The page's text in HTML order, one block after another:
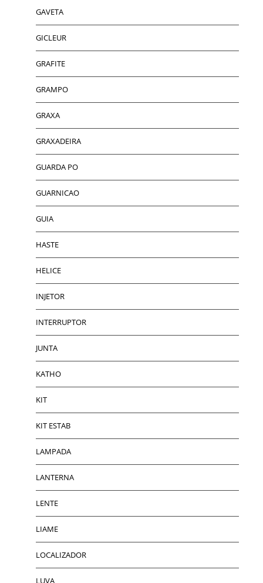
GAVETA
GICLEUR
GRAFITE
GRAMPO
GRAXA
GRAXADEIRA
GUARDA PO
GUARNICAO
GUIA
HASTE
HELICE
INJETOR
INTERRUPTOR
JUNTA
KATHO
KIT
KIT ESTAB
LAMPADA
LANTERNA
LENTE
LIAME
LOCALIZADOR
LUVA